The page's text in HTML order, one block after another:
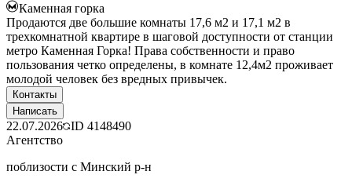
Каменная горка
Продаются две большие комнаты 17,6 м2 и 17,1 м2 в
трехкомнатной квартире в шаговой доступности от станции
метро Каменная Горка! Права собственности и право
пользования четко определены, в комнате 12,4м2 проживает
молодой человек без вредных привычек.
Контакты
Написать
22.07.2026 ID 4148490
Агентство
поблизости с Минский р-н